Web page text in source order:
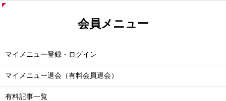
会員メニュー
マイメニュー登録・ログイン
マイメニュー退会（有料会員退会）
有料記事一覧